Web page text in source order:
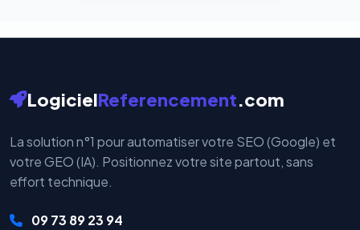
LogicielReferencement.com
La solution n°1 pour automatiser votre SEO (Google) et
votre GEO (IA). Positionnez votre site partout, sans
effort technique.
09 73 89 23 94